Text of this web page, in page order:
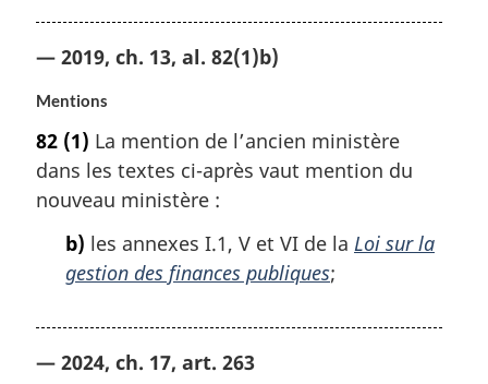
— 2019, ch. 13, al. 82(1)b)
Mentions
82 (1) La mention de l’ancien ministère
dans les textes ci-après vaut mention du
nouveau ministère :
b) les annexes I.1, V et VI de la Loi sur la
gestion des finances publiques;
— 2024, ch. 17, art. 263